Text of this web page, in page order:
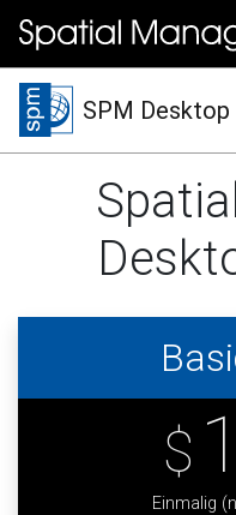
SPM Desktop
$
Einmalig